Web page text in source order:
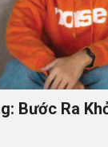
Bước Ra